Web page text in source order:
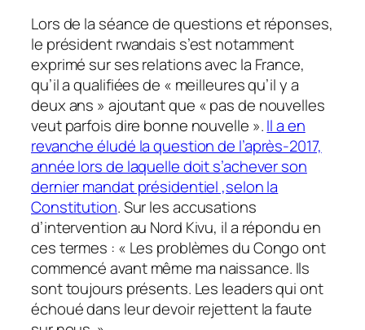
Lors de la séance de questions et réponses,
le président rwandais s’est notamment
exprimé sur ses relations avec la France,
qu’il a qualifiées de « meilleures qu’il y a
deux ans » ajoutant que « pas de nouvelles
veut parfois dire bonne nouvelle ».Il a en
revanche éludé la question de l’après-2017,
année lors de laquelle doit s’achever son
dernier mandat présidentiel ,selon la
Constitution. Sur les accusations
d’intervention au Nord Kivu, il a répondu en
ces termes : « Les problèmes du Congo ont
commencé avant même ma naissance. Ils
sont toujours présents. Les leaders qui ont
échoué dans leur devoir rejettent la faute